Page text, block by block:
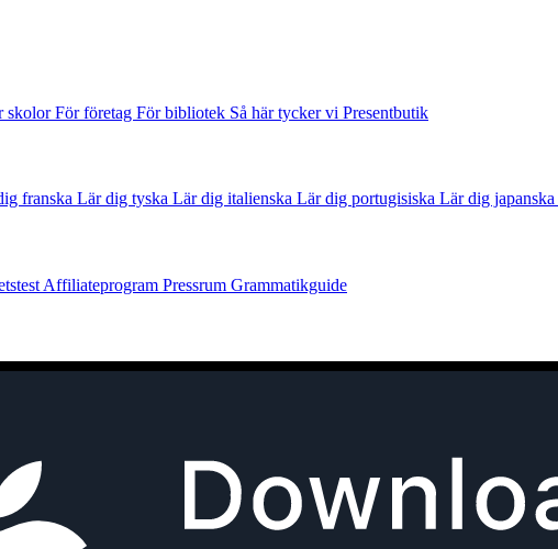
skolorFör företag För bibliotek Så här tycker vi Presentbutik
franska Lär dig tyska Lär dig italienska Lär dig portugisiska Lär dig japanska
Affiliateprogram Pressrum Grammatikguide